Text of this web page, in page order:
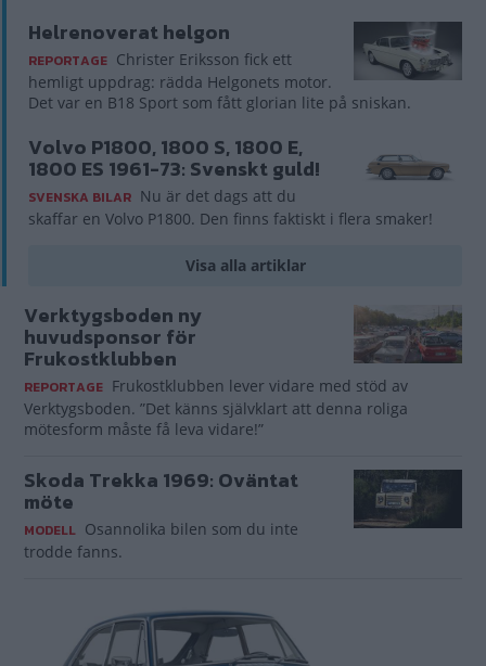
Helrenoverat helgon
REPORTAGE Christer Eriksson fick ett
hemligt uppdrag: rädda Helgonets motor.
Det var en B18 Sport som fått glorian lite på sniskan.
Volvo P1800, 1800 S, 1800 E,
1800 ES 1961-73: Svenskt guld!
SVENSKA BILAR Nu är det dags att du
skaffar en Volvo P1800. Den finns faktiskt i flera smaker!
Visa alla artiklar
Verktygsboden ny
huvudsponsor för
Frukostklubben
REPORTAGE Frukostklubben lever vidare med stöd av
Verktygsboden. ”Det känns självklart att denna roliga
mötesform måste få leva vidare!”
Skoda Trekka 1969: Oväntat
möte
MODELL Osannolika bilen som du inte
trodde fanns.